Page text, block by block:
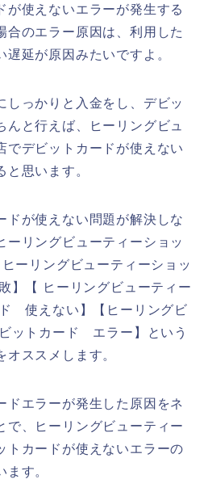
が使えないエラーが発生する
合のエラー原因は、利用した
延が原因みたいですよ。
しっかりと入金をし、デビッ
んと行えば、ヒーリングビュ
でデビットカードが使えない
と思います。
ドが使えない問題が解決しな
ーリングビューティーショッ
ーリングビューティーショッ
】【 ヒーリングビューティー
使えない】【ヒーリングビ
ットカード エラー】という
ススメします。
ドエラーが発生した原因をネ
で、ヒーリングビューティー
トカードが使えないエラーの
す。